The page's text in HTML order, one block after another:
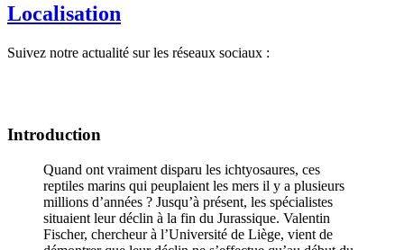
Localisation
Suivez notre actualité sur les réseaux sociaux :
Introduction
Quand ont vraiment disparu les ichtyosaures, ces
reptiles marins qui peuplaient les mers il y a plusieurs
millions d’années ? Jusqu’à présent, les spécialistes
situaient leur déclin à la fin du Jurassique. Valentin
Fischer, chercheur à l’Université de Liège, vient de